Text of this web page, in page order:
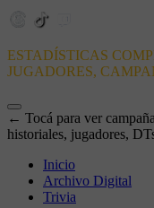
ESTADÍSTICAS
JUGADORES,
← Tocá para ver
historiales, jugadores,
Inicio
Archivo Digital
Trivia